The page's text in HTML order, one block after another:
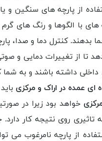
از پارچه های سنگین و
با الگوها و رنگ های گرم
بدهند. کنترل دما و صدا،
تا از تغییرات دمایی و
داخلی داشته باشند و به
ای عمده در اراک و مرکزی
خواهد بود زیرا در
تاثیری روی نتیجه کار
از پارچه نامرغوب می